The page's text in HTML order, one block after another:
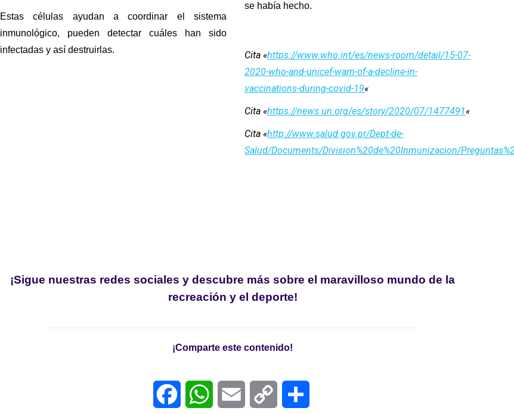
Estas células ayudan a coordinar el sistema
inmunológico, pueden detectar cuáles han sido
infectadas y así destruirlas.
se había hecho.
Cita «https://www.who.int/es/news-room/detail/15-07-
2020-who-and-unicef-warn-of-a-decline-in-
vaccinations-during-covid-19«
Cita «https://news.un.org/es/story/2020/07/1477491«
Cita «http://www.salud.gov.pr/Dept-de-
Salud/Documents/Division%20de%20Inmunizacion/
¡Sigue nuestras redes sociales y descubre más sobre el maravilloso mundo de la
recreación y el deporte!
¡Comparte este contenido!
Facebook WhatsAppEmail Copy